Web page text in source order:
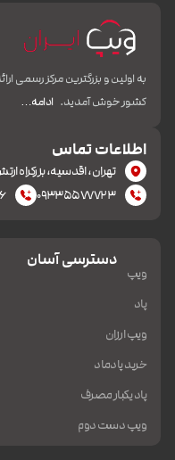
به اولین و بزرگترین مرکز رسمی
کشور خوش آمدید. ادامه…
اطلاعات تماس
تهران، اقدسیه، بزرکراه
۰۹۳۳۵۵۷۷۷۲۳
دسترسی آسان
ویپ
پاد
ویپ ارزان
خرید پادماد
پاد یکبار مصرف
ویپ دست دوم